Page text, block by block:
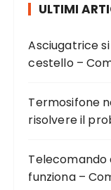
ULTIMI
Asciugatrice
cestello –
Termosifone
risolvere il
Telecomando
funziona –